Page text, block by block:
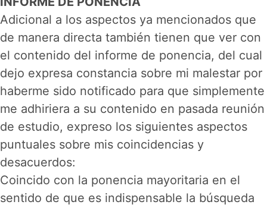
Adicional a los aspectos ya mencionados que
de manera directa también tienen que ver con
el contenido del informe de ponencia, del cual
dejo expresa constancia sobre mi malestar por
haberme sido notificado para que simplemente
me adhiriera a su contenido en pasada reunión
de estudio, expreso los siguientes aspectos
puntuales sobre mis coincidencias y
desacuerdos:
Coincido con la ponencia mayoritaria en el
sentido de que es indispensable la búsqueda